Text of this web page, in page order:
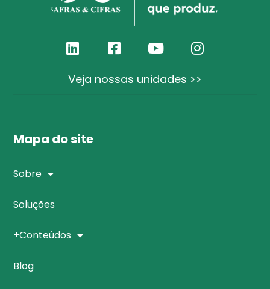
Veja nossas unidades >>
Mapa do site
Sobre
Soluções
+Conteúdos
Blog